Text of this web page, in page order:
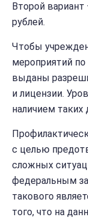
Второй
рублей.
Чтобы
мероприятий
выданы
и лицензии.
наличием таких
с целью
сложных
федеральным
такового
того, что на